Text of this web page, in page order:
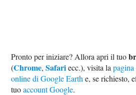
Pronto per iniziare? Allora apri il tuo
(Chrome,Safariecc.), visita la
online di Google Earth e, se richiesto,
tuoaccount Google.